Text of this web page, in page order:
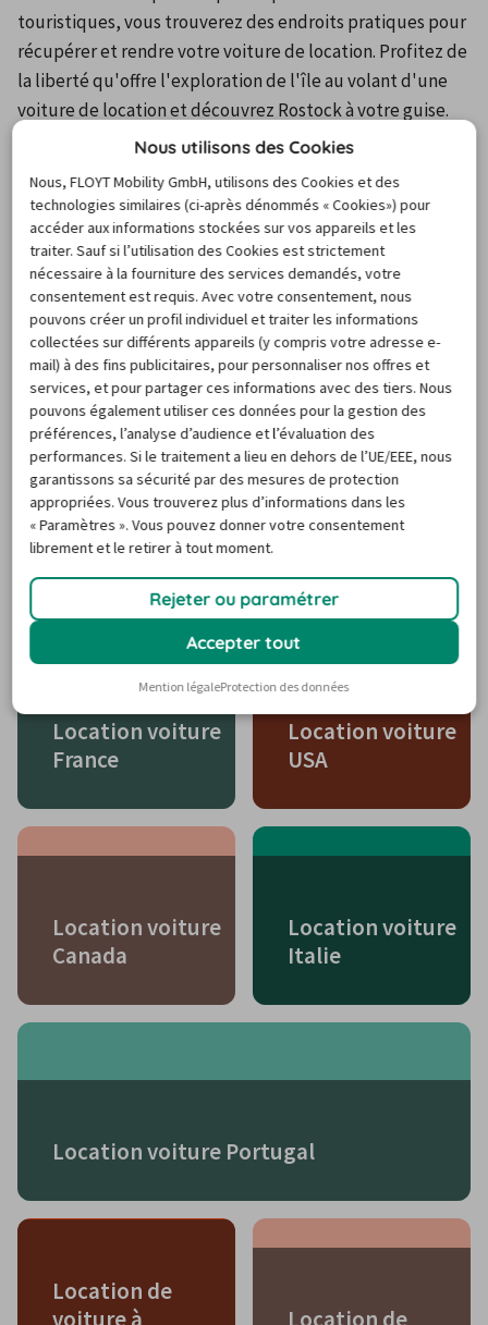
touristiques, vous trouverez des endroits pratiques pour
récupérer et rendre votre voiture de location. Profitez de
la liberté qu'offre l'exploration de l'île au volant d'une
voiture de location et découvrez Rostock à votre guise.
Pour visualiser la carte et les informations sur les
stations, merci d’activer les cookies.
Cliquez ici pour gérer vos paramètres de cookies.
Destinations de voyage
populaires
Location voiture Corse
Location voiture
France
Location voiture
USA
Location voiture
Canada
Location voiture
Italie
Location voiture Portugal
Location de
voiture à
Location de
Nous utilisons des Cookies
Nous, FLOYT Mobility GmbH, utilisons des Cookies et des
technologies similaires (ci-après dénommés « Cookies») pour
accéder aux informations stockées sur vos appareils et les
traiter. Sauf si l’utilisation des Cookies est strictement
nécessaire à la fourniture des services demandés, votre
consentement est requis. Avec votre consentement, nous
pouvons créer un profil individuel et traiter les informations
collectées sur différents appareils (y compris votre adresse e-
mail) à des fins publicitaires, pour personnaliser nos offres et
services, et pour partager ces informations avec des tiers. Nous
pouvons également utiliser ces données pour la gestion des
préférences, l’analyse d’audience et l’évaluation des
performances. Si le traitement a lieu en dehors de l’UE/EEE, nous
garantissons sa sécurité par des mesures de protection
appropriées. Vous trouverez plus d’informations dans les
« Paramètres ». Vous pouvez donner votre consentement
librement et le retirer à tout moment.
Rejeter ou paramétrer
Accepter tout
Mention légaleProtection des données